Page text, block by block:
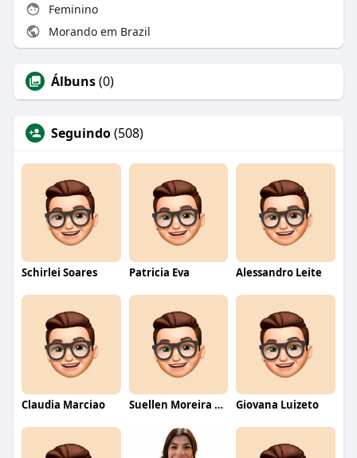
Feminino
Morando em Brazil
Álbuns(0)
Seguindo(508)
Schirlei Soares Patricia Eva Alessandro Leite
Claudia Marciao Suellen Moreira Parente de Oliveira Giovana Luizeto